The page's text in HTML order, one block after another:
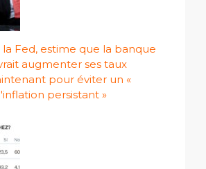
la Fed, estime que la banque
augmenter ses taux
pour éviter un «
persistant »